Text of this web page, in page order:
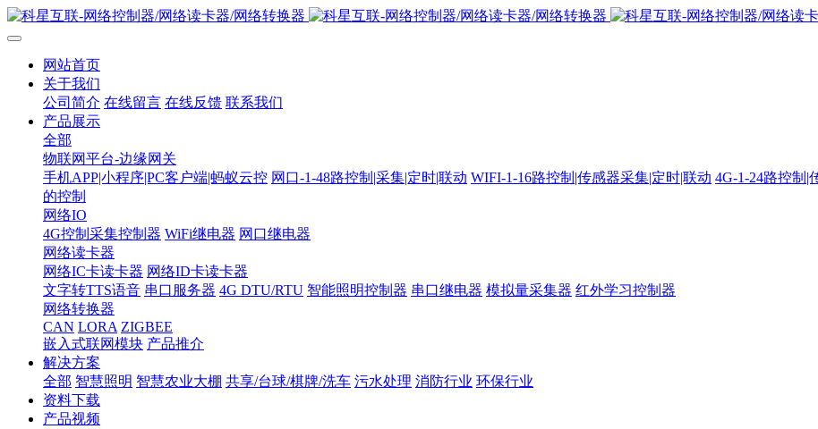
网站首页
关于我们
公司简介 在线留言 在线反馈 联系我们
产品展示
全部
物联网平台-边缘网关
手机APP|小程序|PC客户端|蚂蚁云控 网口-1-48路控制|采集|定时|联动 WIFI-1-16路控制|传感器采集|定时|联动 4G-1-24路控制|
的控制
网络IO
4G控制采集控制器 WiFi继电器 网口继电器
网络读卡器
网络IC卡读卡器 网络ID卡读卡器
文字转TTS语音 串口服务器 4G DTU/RTU 智能照明控制器 串口继电器 模拟量采集器 红外学习控制器
网络转换器
CAN LORA ZIGBEE
嵌入式联网模块 产品推介
解决方案
全部 智慧照明 智慧农业大棚 共享/台球/棋牌/洗车 污水处理 消防行业 环保行业
资料下载
产品视频